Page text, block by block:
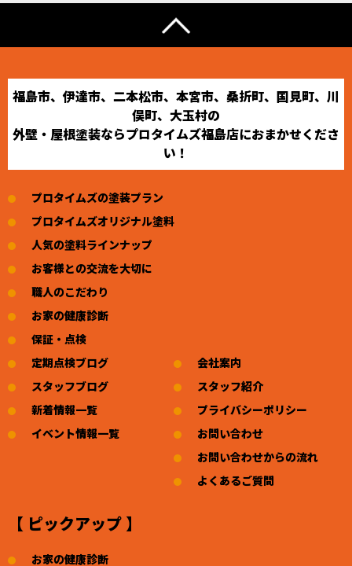
福島市、伊達市、二本松市、本宮市、桑折町、国見町、川
俣町、大玉村の
外壁・屋根塗装ならプロタイムズ福島店におまかせくださ
い！
プロタイムズの塗装プラン
プロタイムズオリジナル塗料
人気の塗料ラインナップ
お客様との交流を大切に
職人のこだわり
お家の健康診断
保証・点検
定期点検ブログ
スタッフブログ
新着情報一覧
イベント情報一覧
会社案内
スタッフ紹介
プライバシーポリシー
お問い合わせ
お問い合わせからの流れ
よくあるご質問
【 ピックアップ 】
お家の健康診断